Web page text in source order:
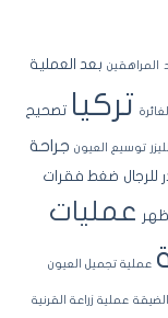
بعد العملية
تركيا تصحيح
توسيع العيون جراحة
ضغط فقرات
عمليات
تجميل العيون
عملية زراعة القرنية